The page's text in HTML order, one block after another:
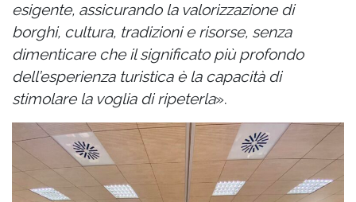
esigente, assicurando la valorizzazione di
borghi, cultura, tradizioni e risorse, senza
dimenticare che il significato più profondo
dell’esperienza turistica è la capacità di
stimolare la voglia di ripeterla».